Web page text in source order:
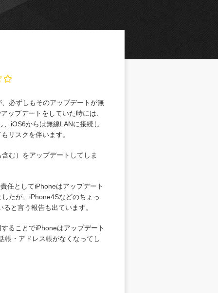
必ずしもそのアップデートが無
ップデートをしていた時には、
iOS6からは無線LANに接続し
リスクを伴います。
む）をアップデートしてしま
任としてiPhoneはアップデート
たが、iPhone4Sなどのちょっ
と言う報告も出ています。
ることでiPhoneはアップデート
帳・アドレス帳がなくなってし